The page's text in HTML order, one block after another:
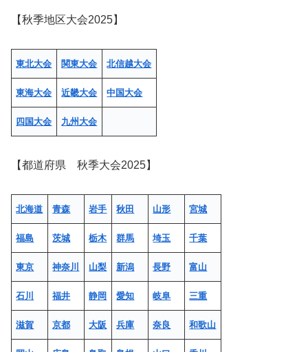
【秋季地区大会2025】
東北大会 関東大会 北信越大会
東海大会 近畿大会 中国大会
四国大会 九州大会
【都道府県 秋季大会2025】
北海道 青森 岩手 秋田 山形 宮城
福島 茨城 栃木 群馬 埼玉 千葉
東京 神奈川 山梨 新潟 長野 富山
石川 福井 静岡 愛知 岐阜 三重
滋賀 京都 大阪 兵庫 奈良 和歌山